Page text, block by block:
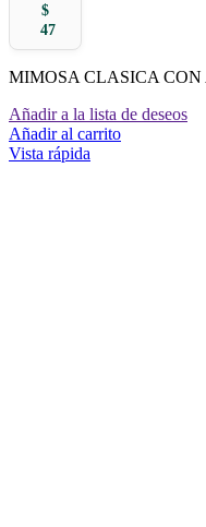
$
47
MIMOSA CLASICA CON
Añadir a la lista de deseos
Añadir al carrito
Vista rápida